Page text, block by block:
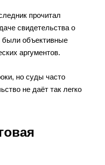
прочитал
свидетельства о
были объективные
аргументов.
но суды часто
не даёт так легко